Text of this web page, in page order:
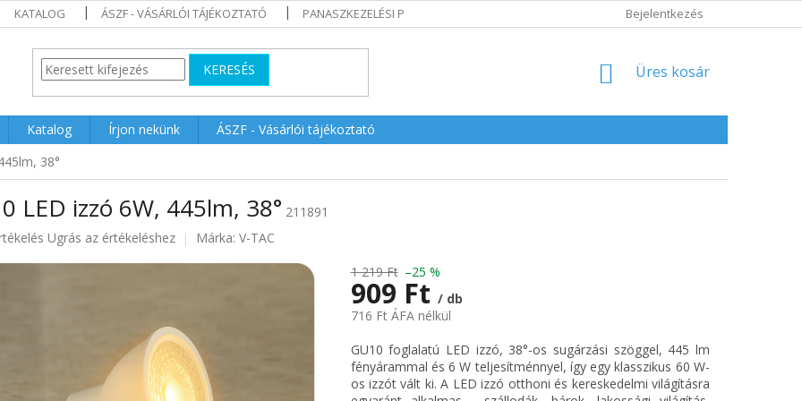
KATALOG ÁSZF - VÁSÁRLÓI TÁJÉKOZTATÓ PANASZKEZELÉSI POLITIKA Bejelentkezés
KERESÉS KOSÁR
Üres kosár
Katalog Írjon nekünk
ÁSZF - Vásárlói tájékoztató
38°
LED izzó 6W, 445lm, 38° 211891
Ugrás az értékeléshez Márka: V-TAC
1 219 Ft –25 %
909 Ft / db
716 Ft ÁFA nélkül
Egységár:
GU10 foglalatú LED izzó, 38°-os sugárzási szöggel, 445 lm
fényárammal és 6 W teljesítménnyel, így egy klasszikus 60 W-
os izzót vált ki. A LED izzó otthoni és kereskedelmi világításra